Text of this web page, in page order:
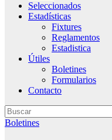
Seleccionados
Estadísticas
Fixtures
Reglamentos
Estadistica
Útiles
Boletines
Formularios
Contacto
Boletines